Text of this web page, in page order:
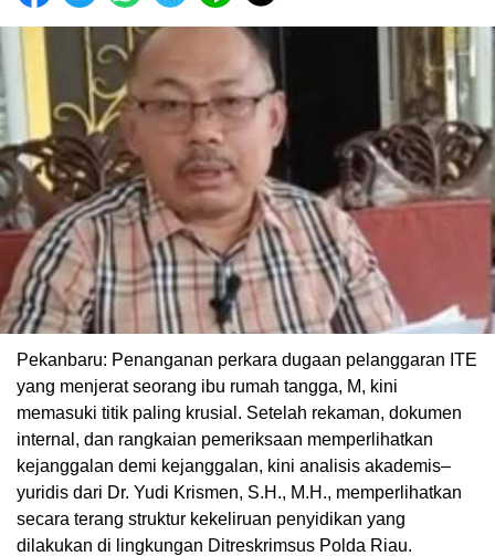
Pekanbaru: Penanganan perkara dugaan pelanggaran ITE
yang menjerat seorang ibu rumah tangga, M, kini
memasuki titik paling krusial. Setelah rekaman, dokumen
internal, dan rangkaian pemeriksaan memperlihatkan
kejanggalan demi kejanggalan, kini analisis akademis–
yuridis dari Dr. Yudi Krismen, S.H., M.H., memperlihatkan
secara terang struktur kekeliruan penyidikan yang
dilakukan di lingkungan Ditreskrimsus Polda Riau.